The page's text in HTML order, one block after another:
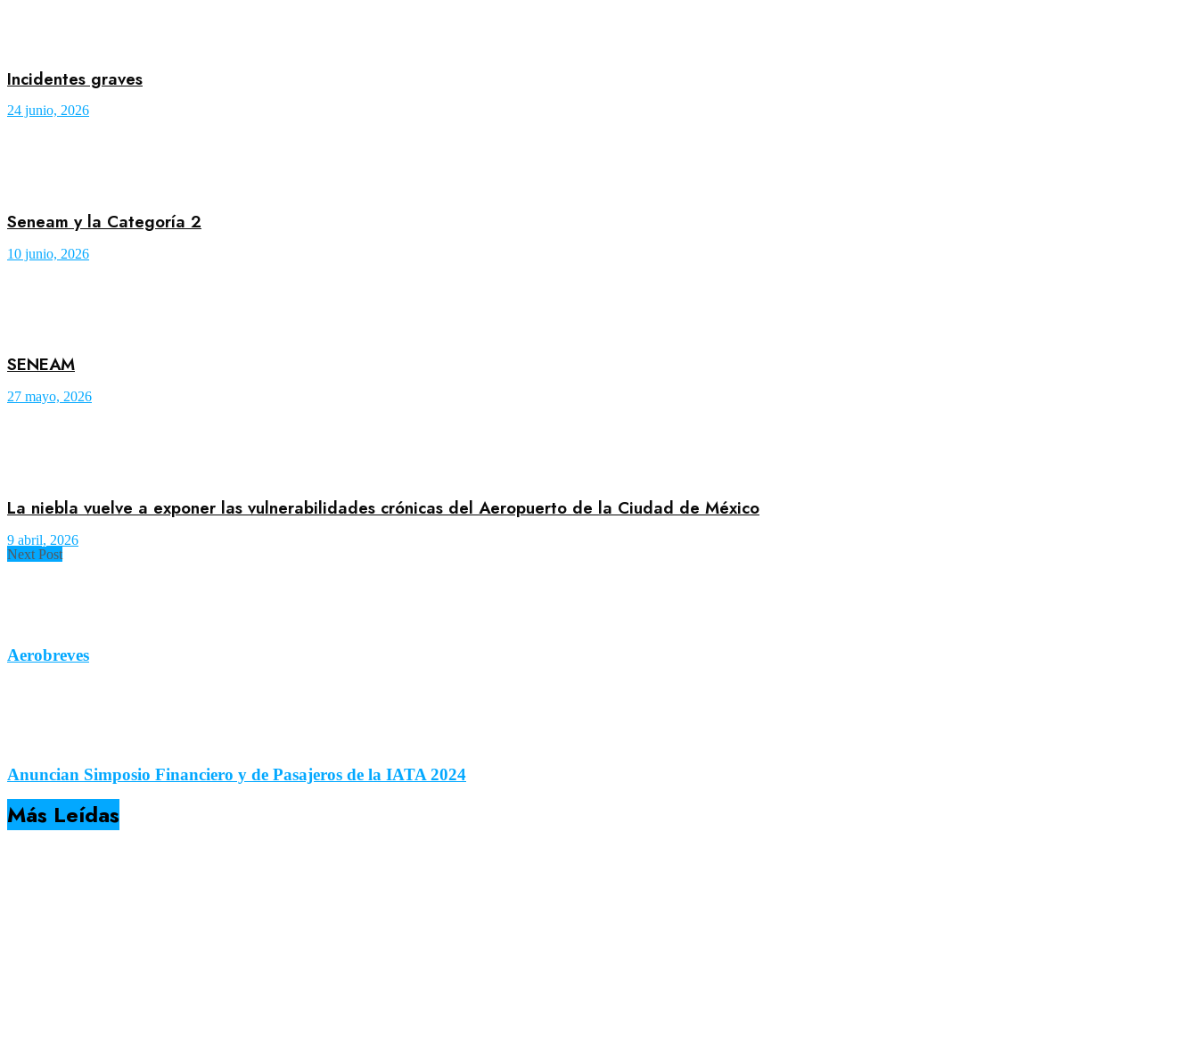
Incidentes graves
24 junio, 2026
Seneam y la Categoría 2
10 junio, 2026
SENEAM
27 mayo, 2026
La niebla vuelve a exponer las vulnerabilidades crónicas del Aeropuerto de la Ciudad de México
9 abril, 2026
Next Post
Aerobreves
Anuncian Simposio Financiero y de Pasajeros de la IATA 2024
Más Leídas